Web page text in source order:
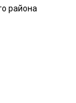
района